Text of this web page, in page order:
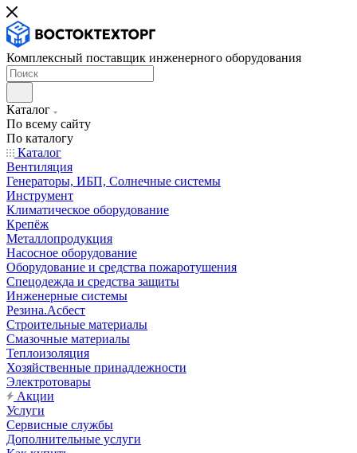
Комплексный поставщик инженерного оборудования
Каталог
По всему сайту
По каталогу
Каталог
Вентиляция
Генераторы, ИБП, Солнечные системы
Инструмент
Климатическое оборудование
Крепёж
Металлопродукция
Насосное оборудование
Оборудование и средства пожаротушения
Спецодежда и средства защиты
Инженерные системы
Резина.Асбест
Строительные материалы
Смазочные материалы
Теплоизоляция
Хозяйственные принадлежности
Электротовары
Акции
Услуги
Сервисные службы
Дополнительные услуги